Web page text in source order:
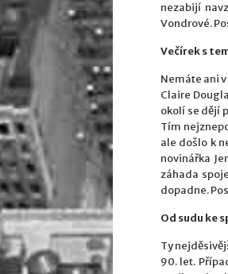
nezabijí
Vondrové.
Večírek s
Nemáte ani
Claire
okolí se dějí
Tím
ale došlo k
novinářka
záhada
dopadne.
Od sudu ke
Ty
90. let.